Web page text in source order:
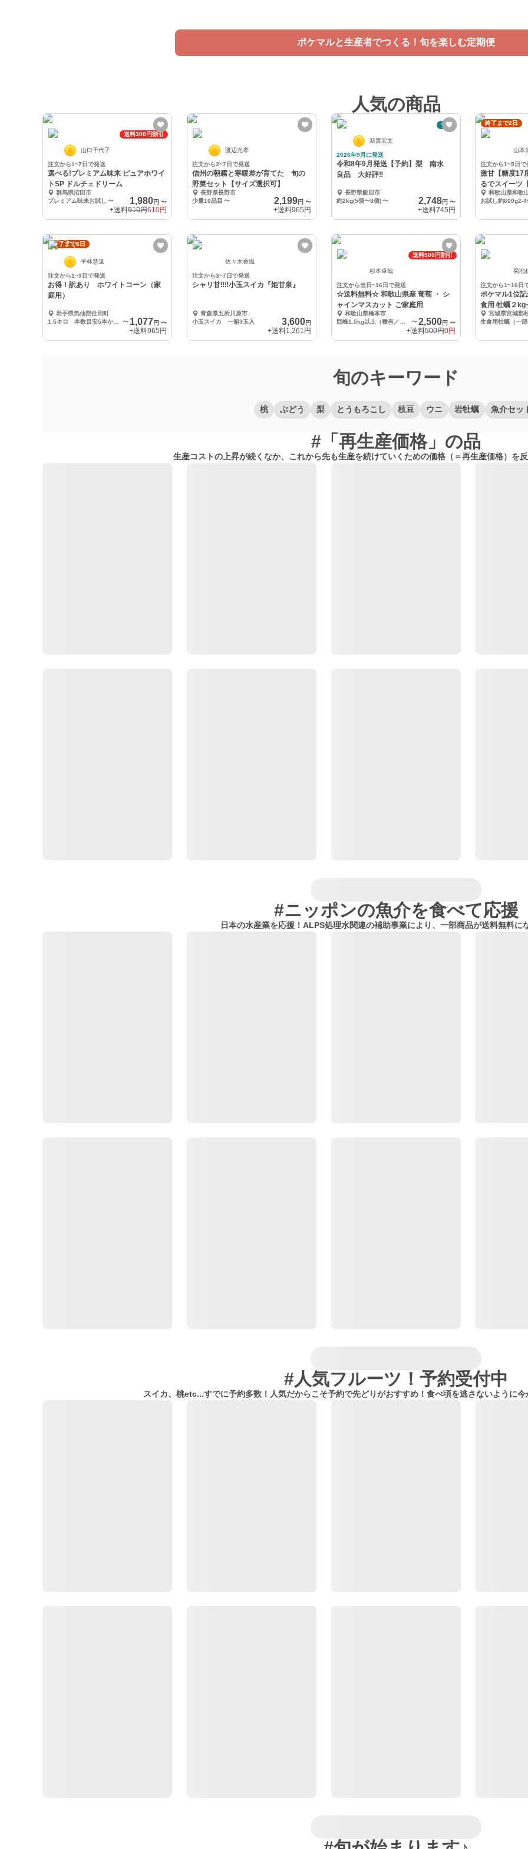
ポケマルと生産者でつくる！旬を楽しむ定期便
ポケマルと生産者でつくる！旬を楽しむ定期便
人気の商品
送料300円割引
山口千代子
注文から1~7日で発送
選べる!プレミアム味来 ピュアホワイ
トSP ドルチェドリーム
群馬県沼田市
プレミアム味来お試し 〜 1,980円 〜
+送料910円610円
渡辺光孝
注文から3~7日で発送
信州の朝霧と寒暖差が育てた 旬の
野菜セット【サイズ選択可】
長野県長野市
少量10品目 〜 2,199円 〜
+送料965円
予約
新實宏太
2026年9月に発送
令和8年9月発送【予約】梨 南水
良品 大好評‼️
長野県飯田市
約2kg(5個〜8個) 〜 2,748円 〜
+送料745円
終了まで2日
山本
注文から1~5日で
激甘【糖度17
るでスイーツ
ト】和歌山県和歌
お試し約600g2-4
終了まで6日
平林慧遠
注文から1~3日で発送
お得！訳あり ホワイトコーン（家
庭用）
岩手県気仙郡住田町
1.5キロ 本数目安5本から6本
〜 1,077円 〜
+送料965円
佐々木香織
注文から3~7日で発送
シャリ甘‼️‼️小玉スイカ『姫甘泉』
青森県五所川原市
小玉スイカ 一箱3玉入
3,600円
+送料1,261円
送料500円割引
杉本卓哉
注文から当日~16日で発送
☆送料無料☆ 和歌山県産 葡萄 ・ シ
ャインマスカット ご家庭用
和歌山県橋本市
巨峰1.5kg以上（種有／粒売）【本州四国九州】
〜 2,500円 〜
+送料500円0円
菊地
注文から1~16日
ポケマル1位
食用 牡蠣２
宮城県宮城郡
旬のキーワード
桃 ぶどう 梨 とうもろこし 枝豆 ウニ 岩牡蠣 魚介セッ
#「再生産価格」の品
生産コストの上昇が続くなか、これから先も生産を続けていくための価格（＝再生産価格）を
#ニッポンの魚介を食べて応援
日本の水産業を応援！ALPS処理水関連の補助事業により、一部商品が送料無料に
#人気フルーツ！予約受付中
スイカ、桃etc...すでに予約多数！人気だからこそ予約で先どりがおすすめ！食べ頃を逃さないように